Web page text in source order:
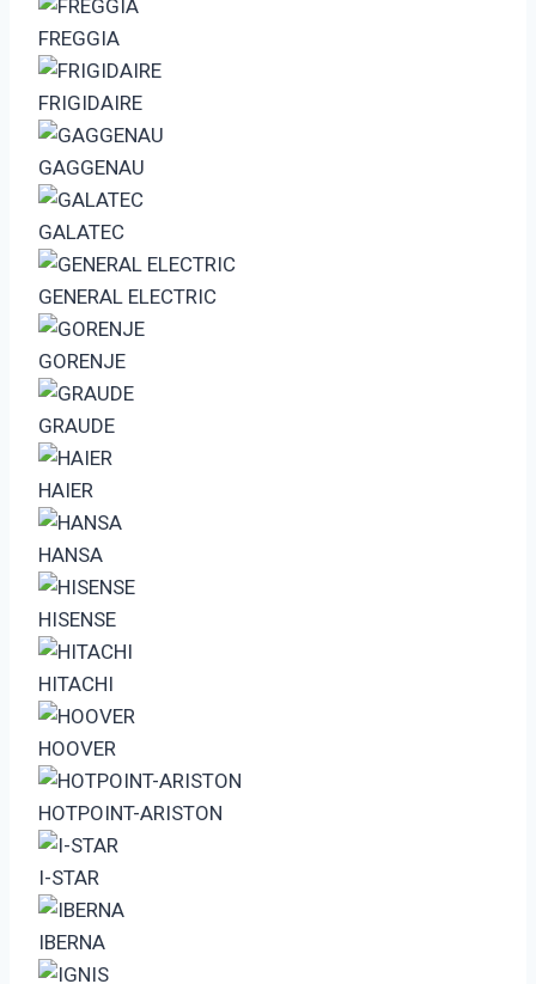
FREGGIA
FRIGIDAIRE
GAGGENAU
GALATEC
GENERAL ELECTRIC
GORENJE
GRAUDE
HAIER
HANSA
HISENSE
HITACHI
HOOVER
HOTPOINT-ARISTON
I-STAR
IBERNA